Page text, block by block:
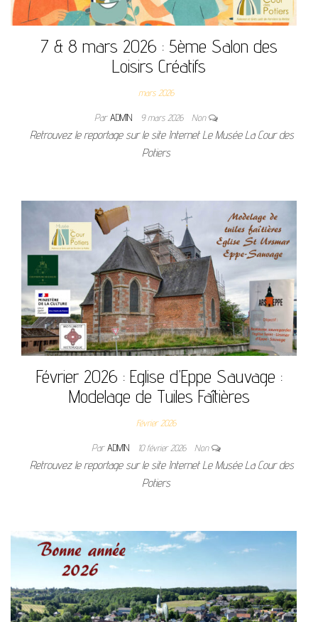
7 & 8 mars 2026 : 5ème Salon des
Loisirs Créatifs
mars 2026
ParADMIN 9 mars 2026 Non
Retrouvez le reportage sur le site Internet Le Musée La Cour des
Potiers
Février 2026 : Eglise d’Eppe Sauvage :
Modelage de Tuiles Faîtières
Février 2026
ParADMIN 10 février 2026 Non
Retrouvez le reportage sur le site Internet Le Musée La Cour des
Potiers